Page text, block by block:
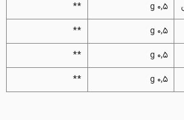
۰,۵ g
**
۰,۵ g
**
۰,۵ g
**
۰,۵ g **